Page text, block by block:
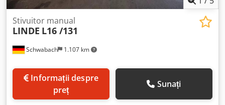
Schwabach 1.107 km
Stivuitor manual
LINDE L16 /131
preț
Sunați